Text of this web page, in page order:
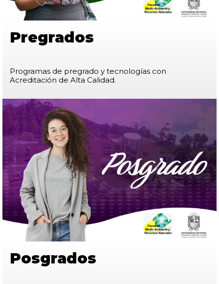
Pregrados
Programas de pregrado y tecnologías con
Acreditación de Alta Calidad.
Posgrados